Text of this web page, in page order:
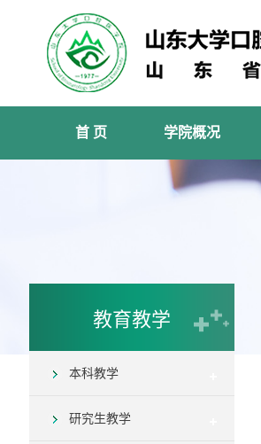
首 页 学院概况
教育教学
本科教学
研究生教学